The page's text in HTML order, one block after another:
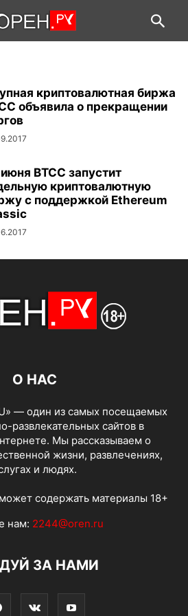
криптовалютная биржа
объявила о прекращении
BTCC запустит
криптовалютную
с поддержкой Ethereum
О НАС
— один из самых посещаемых
развлекательных сайтов в
Мы рассказываем о
жизни, развлечениях,
и людях.
содержать материалы 18+
нам: 2244@oren.ru
ЗА НАМИ